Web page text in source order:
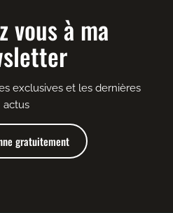
vous à ma
exclusives et les dernières
actus
gratuitement